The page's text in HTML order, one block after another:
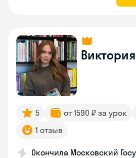
Виктория
5 от 1590 ₽ за урок
1 отзыв
Окончила Московский